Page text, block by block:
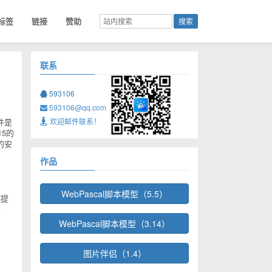
签 链接 赞助
是
的
安
联系
593106
593106@qq.com
欢迎邮件联系！
作品
WebPascal脚本模型（5.5）
WebPascal脚本模型（3.14）
图片伴侣（1.4）